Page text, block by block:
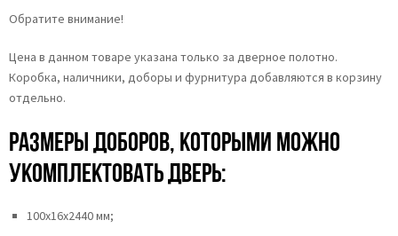
Обратите внимание!
Цена в данном товаре указана только за дверное полотно.
Коробка, наличники, доборы и фурнитура добавляются в корзину
отдельно.
Размеры доборов, которыми можно
укомплектовать дверь:
100х16х2440 мм;